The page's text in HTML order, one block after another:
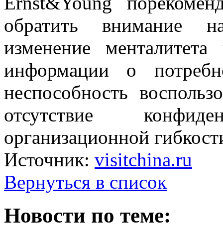
обратить внимание
изменение
информации о
неспособность
отсутствие
организационной
Источник: visitchina.ru
Вернуться в список
Новости по теме: